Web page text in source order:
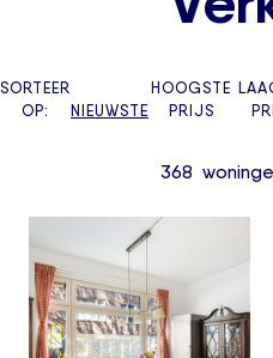
SORTEER
OP:
NIEUWSTE
HOOGSTE
PRIJS
368